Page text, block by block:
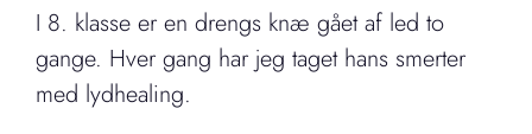
I 8. klasse er en drengs knæ gået af led to
gange. Hver gang har jeg taget hans smerter
med lydhealing.